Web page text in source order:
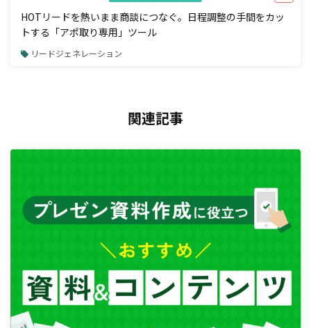
HOTリードを熱いまま商談につなぐ。日程調整の手間をカッ
トする「アポ取り専用」ツール
リードジェネレーション
関連記事